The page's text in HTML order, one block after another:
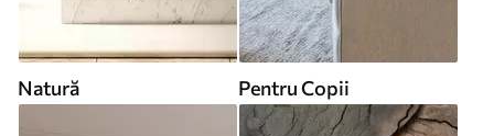
Natură Pentru Copii